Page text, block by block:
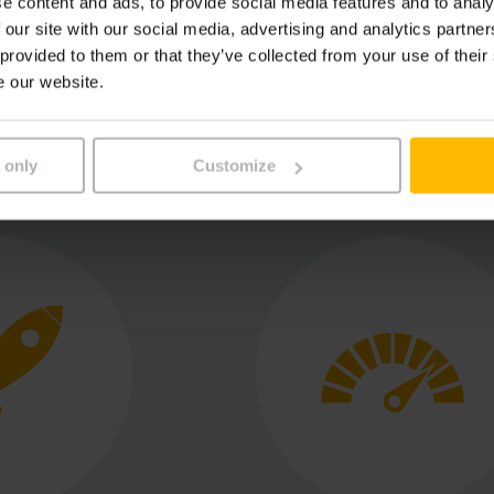
site with our social media, advertising and analytics
to them or that they’ve collected from your use of
our website.
only Customize
DS Produkte GmbH in sintesi